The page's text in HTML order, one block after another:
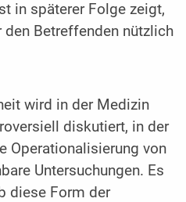
in späterer Folge zeigt,
Betreffenden nützlich
wird in der Medizin
diskutiert, in der
Operationalisierung von
Untersuchungen. Es
diese Form der